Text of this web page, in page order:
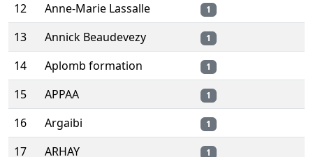
12 Anne-Marie Lassalle 1
13 Annick Beaudevezy 1
14 Aplomb formation 1
15 APPAA 1
16 Argaibi 1
17 ARHAY 1